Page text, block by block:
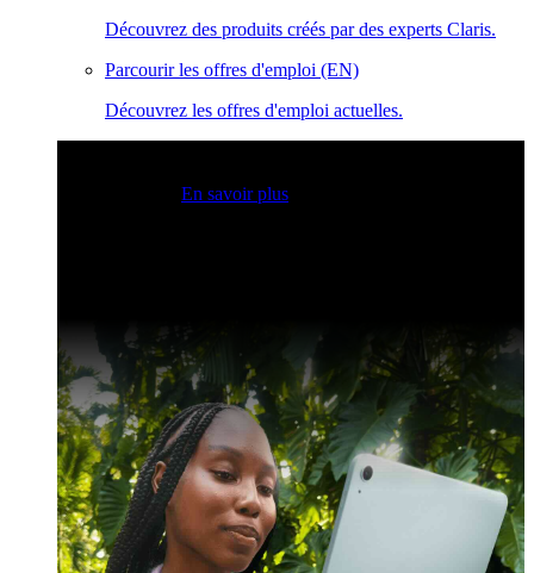
Découvrez des produits créés par des experts Claris.
Parcourir les offres d'emploi (EN)
Découvrez les offres d'emploi actuelles.
En savoir plus